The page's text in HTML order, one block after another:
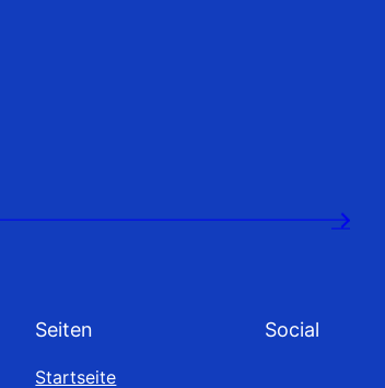
→
Seiten
Startseite
Social